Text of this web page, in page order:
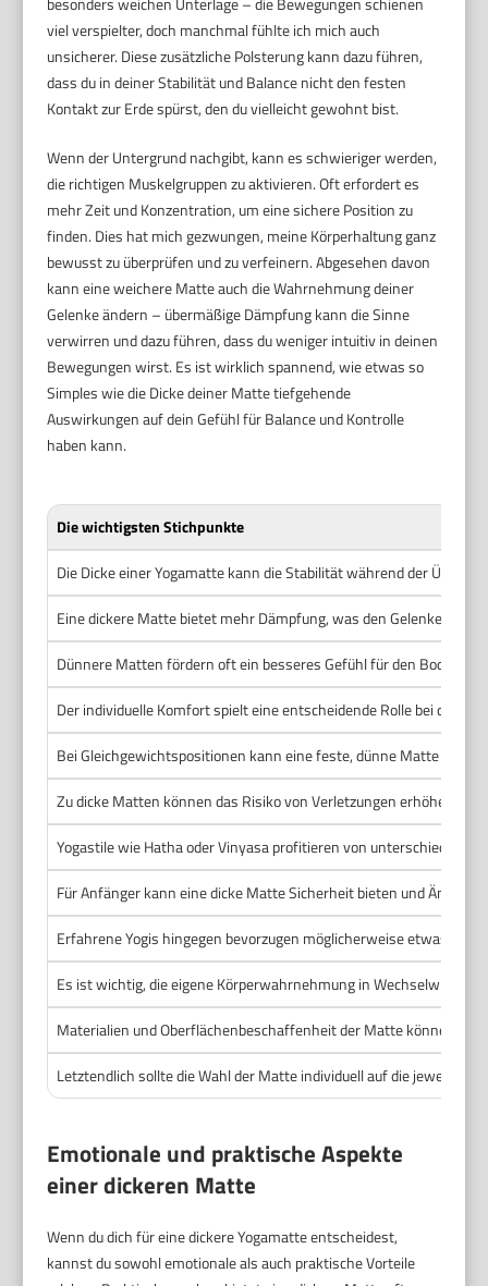
viel verspielter, doch manchmal fühlte ich mich auch
unsicherer. Diese zusätzliche Polsterung kann dazu führen,
dass du in deiner Stabilität und Balance nicht den festen
Kontakt zur Erde spürst, den du vielleicht gewohnt bist.
Wenn der Untergrund nachgibt, kann es schwieriger werden,
die richtigen Muskelgruppen zu aktivieren. Oft erfordert es
mehr Zeit und Konzentration, um eine sichere Position zu
finden. Dies hat mich gezwungen, meine Körperhaltung ganz
bewusst zu überprüfen und zu verfeinern. Abgesehen davon
kann eine weichere Matte auch die Wahrnehmung deiner
Gelenke ändern – übermäßige Dämpfung kann die Sinne
verwirren und dazu führen, dass du weniger intuitiv in deinen
Bewegungen wirst. Es ist wirklich spannend, wie etwas so
Simples wie die Dicke deiner Matte tiefgehende
Auswirkungen auf dein Gefühl für Balance und Kontrolle
haben kann.
Die wichtigsten Stichpunkte
Die Dicke einer Yogamatte kann die Stabilität während der
Eine dickere Matte bietet mehr Dämpfung, was den Gelenken
Dünnere Matten fördern oft ein besseres Gefühl für den Boden
Der individuelle Komfort spielt eine entscheidende Rolle bei der
Bei Gleichgewichtspositionen kann eine feste, dünne Matte mehr
Zu dicke Matten können das Risiko von Verletzungen erhöhen,
Yogastile wie Hatha oder Vinyasa profitieren von
Für Anfänger kann eine dicke Matte Sicherheit bieten und Ängste
Erfahrene Yogis hingegen bevorzugen möglicherweise etwas
Es ist wichtig, die eigene Körperwahrnehmung in
Materialien und Oberflächenbeschaffenheit der Matte können
Letztendlich sollte die Wahl der Matte individuell auf die
Emotionale und praktische Aspekte
einer dickeren Matte
Wenn du dich für eine dickere Yogamatte entscheidest,
kannst du sowohl emotionale als auch praktische Vorteile